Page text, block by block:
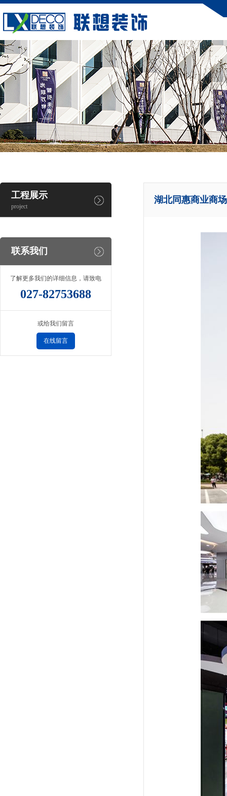
工程展示
project
联系我们
了解更多我们的详细信息，请致电
027-82753688
或给我们留言
在线留言
湖北同惠商业商场